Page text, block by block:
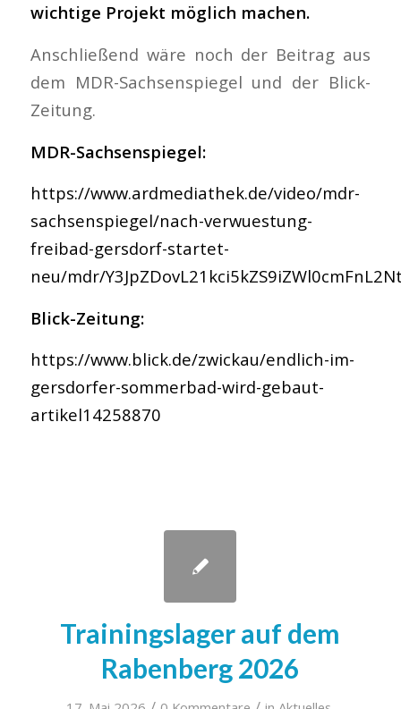
wichtige Projekt möglich machen.
Anschließend wäre noch der Beitrag aus
dem MDR-Sachsenspiegel und der Blick-
Zeitung.
MDR-Sachsenspiegel:
https://www.ardmediathek.de/video/mdr-
sachsenspiegel/nach-verwuestung-
freibad-gersdorf-startet-
neu/mdr/
Blick-Zeitung:
https://www.blick.de/zwickau/endlich-im-
gersdorfer-sommerbad-wird-gebaut-
artikel14258870
Trainingslager auf dem
Rabenberg 2026